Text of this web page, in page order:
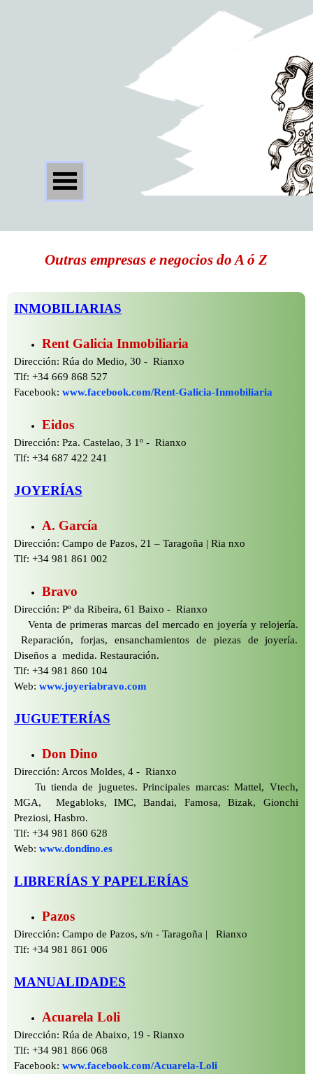
Outras empresas e negocios do A ó Z
INMOBILIARIAS
Rent Galicia Inmobiliaria
Dirección: Rúa do Medio, 30 - Rianxo
Tlf: +34 669 868 527
Facebook: www.facebook.com/Rent-Galicia-Inmobiliaria
Eidos
Dirección: Pza. Castelao, 3 1º - Rianxo
Tlf: +34 687 422 241
JOYERÍAS
A. García
Dirección: Campo de Pazos, 21 – Taragoña | Ria nxo
Tlf: +34 981 861 002
Bravo
Dirección: Pº da Ribeira, 61 Baixo - Rianxo
Venta de primeras marcas del mercado en joyería y relojería.
Reparación, forjas, ensanchamientos de piezas de joyería.
Diseños a medida. Restauración.
Tlf: +34 981 860 104
Web: www.joyeriabravo.com
JUGUETERÍAS
Don Dino
Dirección: Arcos Moldes, 4 - Rianxo
Tu tienda de juguetes. Principales marcas: Mattel, Vtech,
MGA, Megabloks, IMC, Bandai, Famosa, Bizak, Gionchi
Preziosi, Hasbro.
Tlf: +34 981 860 628
Web: www.dondino.es
LIBRERÍAS Y PAPELERÍAS
Pazos
Dirección: Campo de Pazos, s/n - Taragoña | Rianxo
Tlf: +34 981 861 006
MANUALIDADES
Acuarela Loli
Dirección: Rúa de Abaixo, 19 - Rianxo
Tlf: +34 981 866 068
Facebook: www.facebook.com/Acuarela-Loli